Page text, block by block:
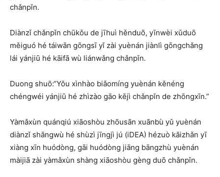
chǎnpǐn.
Diànzǐ chǎnpǐn chūkǒu de jīhuì hěnduō, yīnwèi xǔduō
měiguó hé táiwān gōngsī yǐ zài yuènán jiànlì gōngchǎng
lái yánjiū hé kāifā wù liánwǎng chǎnpǐn.
Duong shuō:“Yǒu xìnhào biǎomíng yuènán kěnéng
chéngwéi yánjiū hé zhìzào gāo kējì chǎnpǐn de zhōngxīn.”
Yàmǎxùn quánqiú xiāoshòu zhōusān xuānbù yǔ yuènán
diànzǐ shāngwù hé shùzì jīngjì jú (iDEA) hézuò kāizhǎn yī
xiàng xīn huódòng, gāi huódòng jiāng bāngzhù yuènán
màijiā zài yàmǎxùn shàng xiāoshòu gèng duō chǎnpǐn.